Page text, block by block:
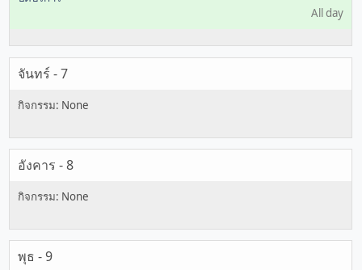
All day
จันทร์ - 7
อังคาร - 8
พุธ - 9